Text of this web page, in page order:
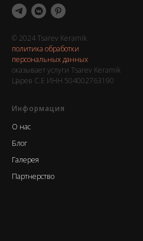
© 2024 Tsarev Keramik
политика обработки
персональных данных
оказывает услуги Tsarev Keramik
Царев С.Е ИНН 504002763190
Информация
О нас
Блог
Галерея
Партнерство